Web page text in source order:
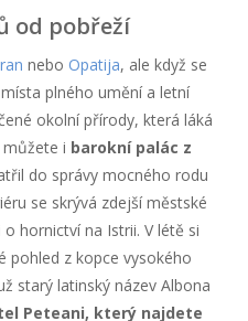
od pobřeží
nebo Opatija, ale když se
plného umění a letní
okolní přírody, která láká
i barokní palác z
do správy mocného rodu
se skrývá zdejší městské
hornictví na Istrii. V létě si
pohled z kopce vysokého
starý latinský název Albona
Peteani, který najdete